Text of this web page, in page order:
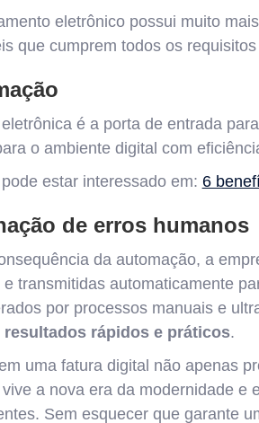
eletrônico possui muito
que cumprem todos os
é a porta de entrada
o ambiente digital com
estar interessado em: 6
de erros humanos
da automação, a
e transmitidas automaticamente
por processos manuais e
resultados rápidos e práticos.
uma fatura digital não apenas
a nova era da modernidade e
Sem esquecer que garante